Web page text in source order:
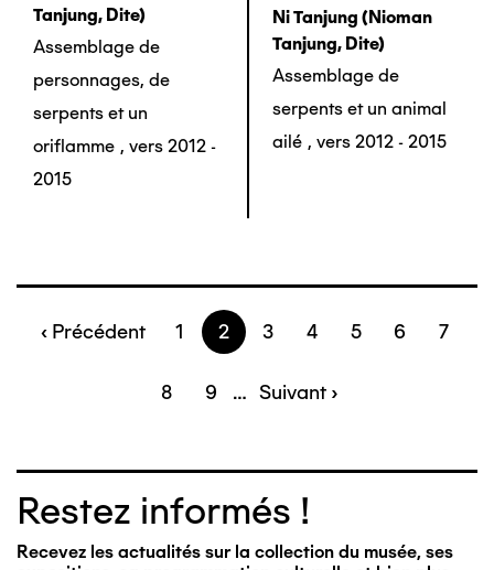
Tanjung, Dite)
Assemblage de
personnages, de
serpents et un
oriflamme , vers 2012 -
2015
Ni Tanjung (nioman
Tanjung, Dite)
Assemblage de
serpents et un animal
ailé , vers 2012 - 2015
Page
‹ Précédent Page
1 Page
2 Page
3 Page
4 Page
5 Page
6 Page
7
Page
8 Page
9 … Page
Suivant ›
Restez informés !
Recevez les actualités sur la collection du musée, ses